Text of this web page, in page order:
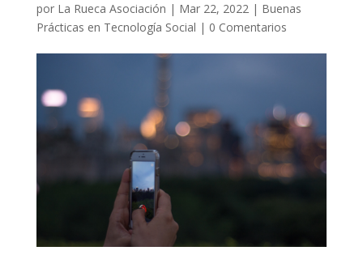
por La Rueca Asociación | Mar 22, 2022| Buenas
Prácticas en Tecnología Social | 0 Comentarios